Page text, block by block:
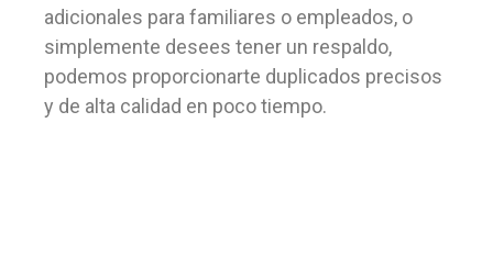
adicionales para familiares o empleados, o
simplemente desees tener un respaldo,
podemos proporcionarte duplicados precisos
y de alta calidad en poco tiempo.